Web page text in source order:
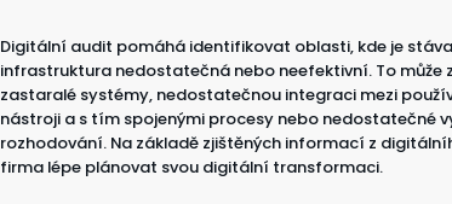
Digitální audit pomáhá identifikovat oblasti, kde je
infrastruktura nedostatečná nebo neefektivní. To může
zastaralé systémy, nedostatečnou integraci mezi
nástroji a s tím spojenými procesy nebo nedostatečné
rozhodování. Na základě zjištěných informací z
firma lépe plánovat svou digitální transformaci.